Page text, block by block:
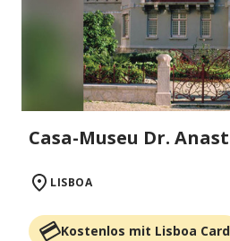
Casa-Museu Dr.
LISBOA
Kostenlos mit Lisboa Card